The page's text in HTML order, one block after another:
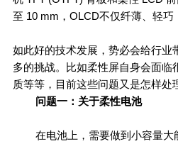
至 10 mm，OLCD不仅纤薄、轻巧
如此好的技术发展，势必会给行业
多的挑战。比如柔性屏自身会面临
质等等，目前这些问题又是怎样处
问题一：关于柔性电池
在电池上，需要做到小容量大